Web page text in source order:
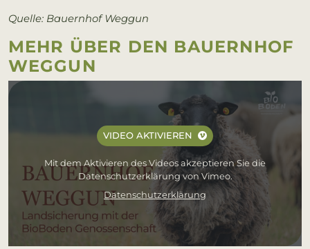
Quelle: Bauernhof Weggun
MEHR ÜBER DEN BAU­ERN­HOF
WEG­GUN
VIDEO AKTIVIEREN
Mit dem Aktivieren des Videos akzeptieren Sie die
Datenschutzerklärung von Vimeo.
Datenschutzerklärung